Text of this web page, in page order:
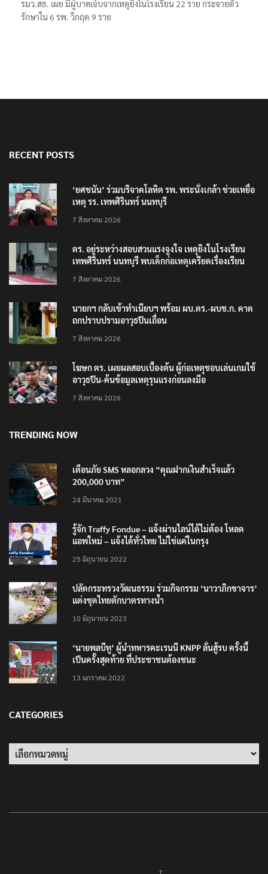
รมว.สธ. เผย มีผู้บาดเจ็บจากเหตุยิงในโรงเรียน 22 ราย กระจายตัว
รักษาใน 6 รพ. วิกฤต 9 ราย
RECENT POSTS
‘ยศชนัน’ ร่วมบริจาคโลหิต รพ. พระนั่งเกล้า ช่วยเหยื่อ
เหตุ รร. เทพศิรินทร์ นนทบุรี
7 สิงหาคม 2026
ตร. อยู่ระหว่างสอบสวนแรงจูงใจ เหตุยิงในโรงเรียน
เทพศิรินทร์ นนทบุรี พบเด็กก่อเหตุเครียดเรื่องเรียน
7 สิงหาคม 2026
นายกฯ กลับเข้าทำเนียบฯ พร้อม ผบ.ตร.-ผบช.ก. คาด
ถกปราบปรามอาวุธปืนเถื่อน
7 สิงหาคม 2026
โฆษก ตร. เผยผลสอบเบื้องต้น ผู้ก่อเหตุชอบเล่นเกมใช้
อาวุธปืน-ค้นข้อมูลเหตุรุนแรงก่อนลงมือ
7 สิงหาคม 2026
TRENDING NOW
เตือนภัย SMS หลอกลวง “คุณฝากเงินสำเร็จแล้ว
200,000 บาท”
24 มีนาคม 2021
รู้จัก Traffy Fondue – แจ้งผ่านไลน์ได้ไม่ต้อง โหลด
แอพใหม่ – แจ้งได้ทั่วไทย ไม่ใช่แค่ในกรุง
25 มิถุนายน 2022
ปลัดกระทรวงวัฒนธรรม ร่วมกิจกรรม ‘นาวาภิกขาจาร’
แต่งชุดไทยตักบาตรทางน้ำ
10 มิถุนายน 2023
‘นายพลบีทู’ ผู้นำทหารคะเรนนี KNPP ลั่นสู้รบ ครั้งนี้
เป็นครั้งสุดท้าย ที่ประชาชนต้องชนะ
13 มกราคม 2022
CATEGORIES
Categories